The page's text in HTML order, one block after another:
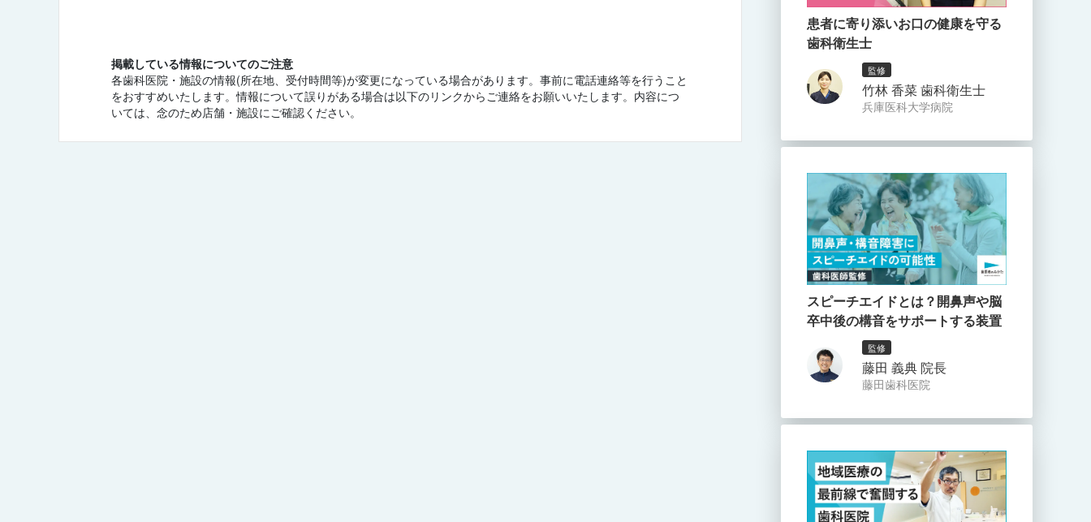
掲載している情報についてのご注意
各歯科医院・施設の情報(所在地、受付時間等)が変更になっている場合があります。事前に電話連絡等を行うこと
をおすすめいたします。情報について誤りがある場合は以下のリンクからご連絡をお願いいたします。内容につ
いては、念のため店舗・施設にご確認ください。
患者に寄り添いお口の健康を守る
歯科衛生士
監修
竹林 香菜 歯科衛生士
兵庫医科大学病院
スピーチエイドとは？開鼻声や脳
卒中後の構音をサポートする装置
監修
藤田 義典 院長
藤田歯科医院